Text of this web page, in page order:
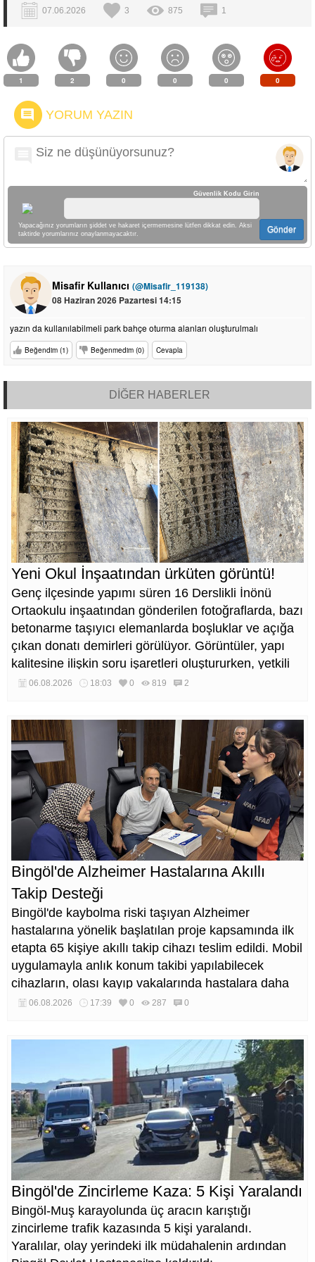
07.06.2026 3 875 1
1 2 0 0 0 0
YORUM YAZIN
Güvenlik Kodu Girin
Yapacağınız yorumların şiddet ve hakaret içermemesine lütfen dikkat edin. Aksi
taktirde yorumlarınız onaylanmayacaktır.
Gönder
Misafir Kullanıcı (@Misafir_119138)
08 Haziran 2026 Pazartesi 14:15
yazın da kullanılabilmeli park bahçe oturma alanları oluşturulmalı
Beğendim (1) Beğenmedim (0) Cevapla
DİĞER HABERLER
Yeni Okul İnşaatından ürküten görüntü!
Genç ilçesinde yapımı süren 16 Derslikli İnönü
Ortaokulu inşaatından gönderilen fotoğraflarda, bazı
betonarme taşıyıcı elemanlarda boşluklar ve açığa
çıkan donatı demirleri görülüyor. Görüntüler, yapı
kalitesine ilişkin soru işaretleri oluştururken, yetkili
kurumların teknik inceleme yapması çağrısı yapıldı.
06.08.2026 18:03 0 819 2
Bingöl'de Alzheimer Hastalarına Akıllı
Takip Desteği
Bingöl'de kaybolma riski taşıyan Alzheimer
hastalarına yönelik başlatılan proje kapsamında ilk
etapta 65 kişiye akıllı takip cihazı teslim edildi. Mobil
uygulamayla anlık konum takibi yapılabilecek
cihazların, olası kayıp vakalarında hastalara daha
kısa sürede ulaşılmasını sağlaması hedefleniyor.
06.08.2026 17:39 0 287 0
Bingöl'de Zincirleme Kaza: 5 Kişi Yaralandı
Bingöl-Muş karayolunda üç aracın karıştığı
zincirleme trafik kazasında 5 kişi yaralandı.
Yaralılar, olay yerindeki ilk müdahalenin ardından